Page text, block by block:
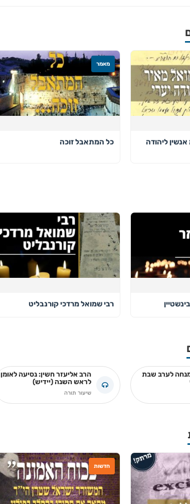
ליהודה
מאמר
כל המתאבל זוכה
רבי שמואל מרדכי קורנבליט
לערב שבת
הרב אליעזר חשין: נסיעה לאומן
לראש השנה (יידיש)
שיעור תורה
חדשות